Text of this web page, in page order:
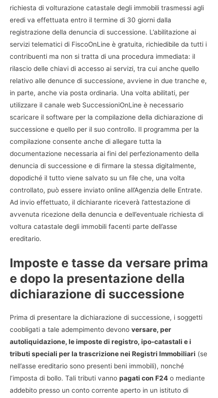
richiesta di volturazione catastale degli immobili trasmessi agli
eredi va effettuata entro il termine di 30 giorni dalla
registrazione della denuncia di successione. L’abilitazione ai
servizi telematici di FiscoOnLine è gratuita, richiedibile da tutti i
contribuenti ma non si tratta di una procedura immediata: il
rilascio delle chiavi di accesso ai servizi, tra cui anche quello
relativo alle denunce di successione, avviene in due tranche e,
in parte, anche via posta ordinaria. Una volta abilitati, per
utilizzare il canale web SuccessioniOnLine è necessario
scaricare il software per la compilazione della dichiarazione di
successione e quello per il suo controllo. Il programma per la
compilazione consente anche di allegare tutta la
documentazione necessaria ai fini del perfezionamento della
denuncia di successione e di firmare la stessa digitalmente,
dopodiché il tutto viene salvato su un file che, una volta
controllato, può essere inviato online all’Agenzia delle Entrate.
Ad invio effettuato, il dichiarante riceverà l’attestazione di
avvenuta ricezione della denuncia e dell’eventuale richiesta di
voltura catastale degli immobili facenti parte dell’asse
ereditario.
Imposte e tasse da versare prima
e dopo la presentazione della
dichiarazione di successione
Prima di presentare la dichiarazione di successione, i soggetti
coobligati a tale adempimento devono versare, per
autoliquidazione, le imposte di registro, ipo-catastali e i
tributi speciali per la trascrizione nei Registri Immobiliari (se
nell’asse ereditario sono presenti beni immobili), nonché
l’imposta di bollo. Tali tributi vanno pagati con F24 o mediante
addebito presso un conto corrente aperto in un istituto di